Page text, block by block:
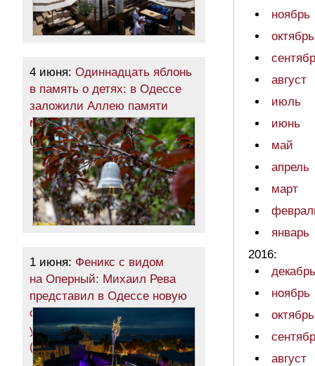
4 июня: Одиннадцать яблонь
в память о детях: в Одессе
заложили Аллею памяти
маленьких жертв войны
(фото)
1 июня: Феникс с видом
на Оперный: Михаил Рева
представил в Одессе новую
скульптуру из обломков
уничтоженного элеватора
(фото)
ноябрь
октябрь
август
июль
июнь
май
апрель
март
январь
2016:
декабрь
ноябрь
октябрь
август